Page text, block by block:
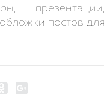
постов